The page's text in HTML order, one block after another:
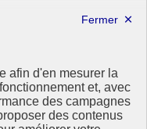
afin d'en mesurer la
et, avec
des campagnes
des contenus